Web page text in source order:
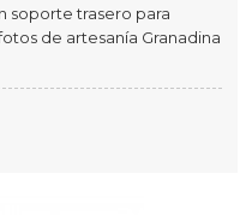
soporte trasero para
de artesanía Granadina